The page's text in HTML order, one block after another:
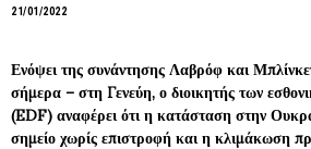
21/01/2022
Ενόψει της συνάντησης Λαβρόφ και
σήμερα – στη Γενεύη, ο διοικητής των
(EDF) αναφέρει ότι η κατάσταση στην
σημείο χωρίς επιστροφή και η κλιμάκωση